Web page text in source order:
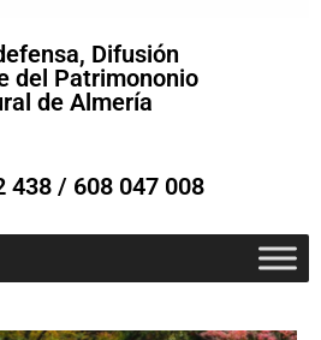
Difusión
del Patrimononio
de Almería
438 / 608 047 008